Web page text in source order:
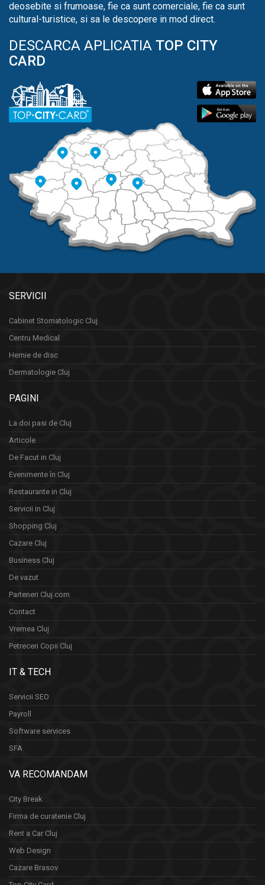
deosebite si frumoase, fie ca sunt comerciale, fie ca sunt
cultural-turistice, si sa le descopere in mod direct.
DESCARCA APLICATIA TOP CITY
CARD
SERVICII
Cabinet Stomatologic Cluj
Centru Medical
Hernie de disc
Dermatologie Cluj
PAGINI
La doi pasi de Cluj
Articole
De Facut in Cluj
Evenimente în Cluj
Restaurante in Cluj
Servicii in Cluj
Shopping Cluj
Cazare Cluj
Business Cluj
De vazut
Parteneri Cluj.com
Contact
Vremea Cluj
Petreceri Copii Cluj
IT & TECH
Servicii SEO
Payroll
Software services
SFA
VA RECOMANDAM
City Break
Firma de curatenie Cluj
Rent a Car Cluj
Web Design
Cazare Brasov